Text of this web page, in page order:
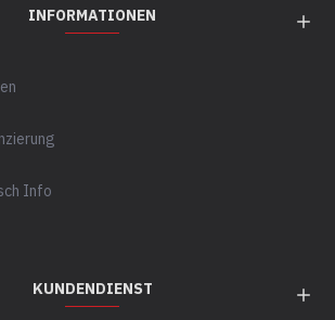
INFORMATIONEN
Info
KUNDENDIENST